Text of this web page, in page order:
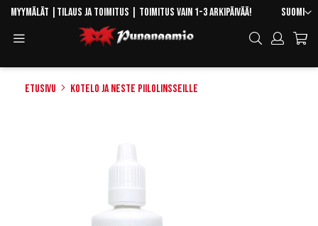
Skip
Content
Kieli
Suomi
Myymälät Tilaus ja toimitus | Toimitus vain 1-3 arkipäivää!
Hae
Etusivu Kotelo ja neste piilolinsseille